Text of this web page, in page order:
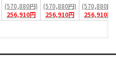
(570,880円)
256,910円
(570,880円)
256,910円
(570,880円)
256,910円